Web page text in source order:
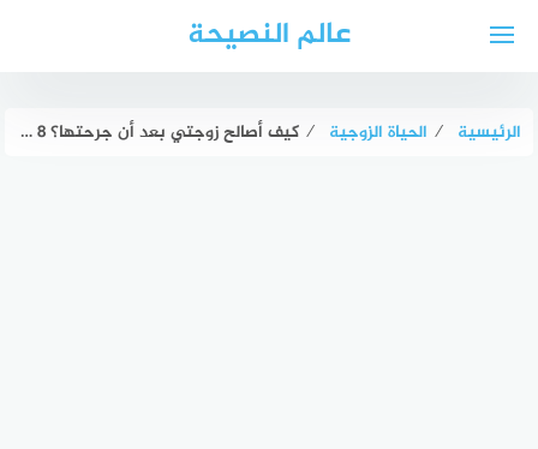
عالم النصيحة
الرئيسية ⁄ الحياة الزوجية ⁄ كيف أصالح زوجتي بعد أن جرحتها؟ 8 طرق ذكية لإعادة الدفء لبيتك